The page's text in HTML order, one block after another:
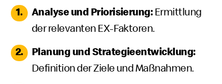
Analyse und Priorisierung:Ermittlung
der relevanten EX-Faktoren.
Planung und Strategieentwicklung:
Definition der Ziele und Maßnahmen.